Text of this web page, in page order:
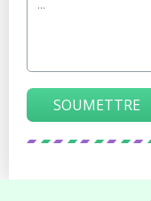
SOUMETTRE